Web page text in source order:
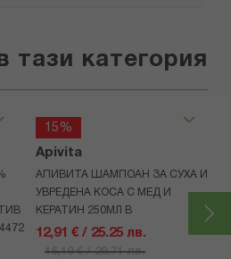
тази категория
15%
Apivita
АПИВИТА ШАМПОАН ЗА СУХА И
УВРЕДЕНА КОСА С МЕД И
КЕРАТИН 250МЛ В
12,91 € / 25.25 лв.
15,19 € / 29.71 лв.